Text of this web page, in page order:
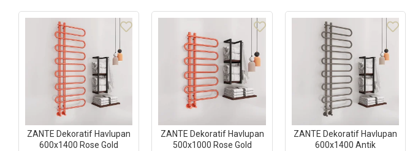
ZANTE Dekoratif Havlupan
600x1400 Rose Gold
ZANTE Dekoratif Havlupan
500x1000 Rose Gold
ZANTE Dekoratif Havlupan
600x1400 Antik